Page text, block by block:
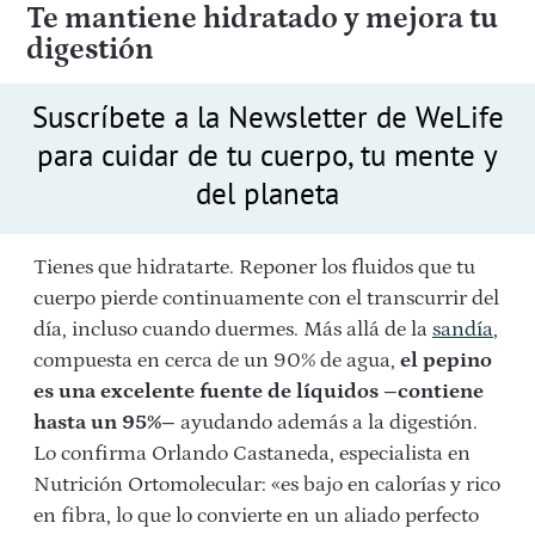
Te mantiene hidratado y mejora tu
digestión
Suscríbete a la Newsletter de WeLife
para cuidar de tu cuerpo, tu mente y
del planeta
Tienes que hidratarte. Reponer los fluidos que tu
cuerpo pierde continuamente con el transcurrir del
día, incluso cuando duermes. Más allá de la sandía,
compuesta en cerca de un 90% de agua, el pepino
es una excelente fuente de líquidos –contiene
hasta un 95%– ayudando además a la digestión.
Lo confirma Orlando Castaneda, especialista en
Nutrición Ortomolecular: «es bajo en calorías y rico
en fibra, lo que lo convierte en un aliado perfecto